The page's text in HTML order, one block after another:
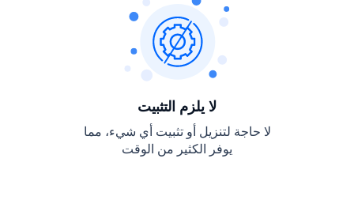
لا يلزم التثبيت
لا حاجة لتنزيل أو تثبيت أي شيء، مما
يوفر الكثير من الوقت